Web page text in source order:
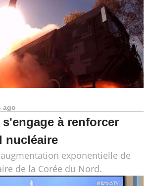
ago
à renforcer
nucléaire
exponentielle de
de la Corée du Nord.